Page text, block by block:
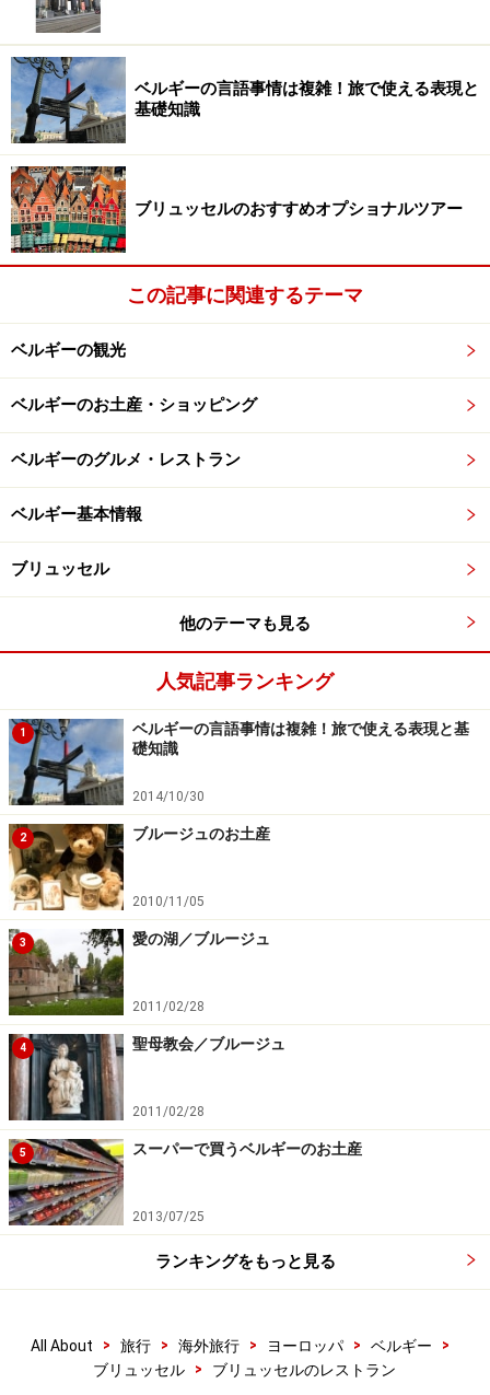
ベルギーの言語事情は複雑！旅で使える表現と
基礎知識
ブリュッセルのおすすめオプショナルツアー
この記事に関連するテーマ
ベルギーの観光
ベルギーのお土産・ショッピング
ベルギーのグルメ・レストラン
ベルギー基本情報
ブリュッセル
他のテーマも見る
人気記事ランキング
1
ベルギーの言語事情は複雑！旅で使える表現と基
礎知識
2014/10/30
2 ブルージュのお土産
2010/11/05
3 愛の湖／ブルージュ
2011/02/28
4 聖母教会／ブルージュ
2011/02/28
5 スーパーで買うベルギーのお土産
2013/07/25
ランキングをもっと見る
All About > 旅行 > 海外旅行 > ヨーロッパ > ベルギー
>
ブリュッセル
> ブリュッセルのレストラン